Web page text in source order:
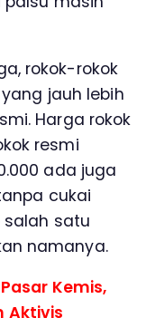
rokok-rokok
jauh lebih
Harga rokok
resmi
ada juga
cukai
salah satu
namanya.
Kemis,
Aktivis